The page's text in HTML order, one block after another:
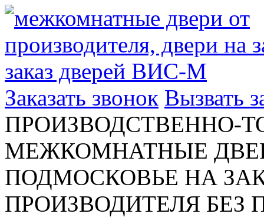
Заказать звонок Вызвать
ПРОИЗВОДСТВЕННО-
МЕЖКОМНАТНЫЕ
ПОДМОСКОВЬЕ НА
ПРОИЗВОДИТЕЛЯ БЕЗ